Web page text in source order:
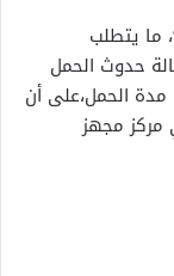
الخطر ليصل إلى 19% إلى 27%، ما يتطلب
حدوث الحمل
الحمل،على أن
مركز مجهز